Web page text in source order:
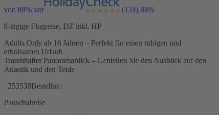
von 88% vor (124) 88%
8-tägige Flugreise, DZ inkl. HP
Adults Only ab 16 Jahren – Perfekt für einen ruhigen und
erholsamen Urlaub
Traumhafter Panoramablick – Genießen Sie den Ausblick auf den
Atlantik und den Teide
253538Bestellnr.:
Pauschalreise